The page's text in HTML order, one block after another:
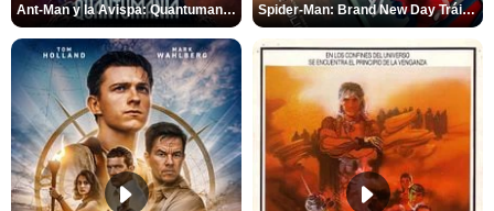
Ant-Man y la Avispa: Quantumanía Tráiler (2) Spider-Man: Brand New Day Tráiler (3)